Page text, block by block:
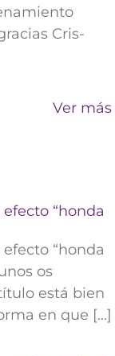
Cris-
Ver más
“honda
“honda
os
está bien
en que [...]